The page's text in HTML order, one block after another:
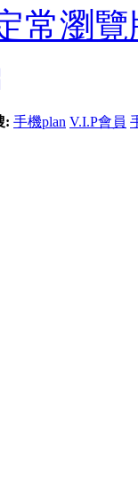
常瀏
: 手機plan V.I.P會員